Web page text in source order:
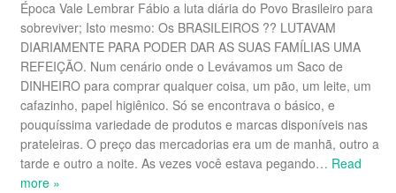
Época Vale Lembrar Fábio a luta diária do Povo Brasileiro para
sobreviver; Isto mesmo: Os BRASILEIROS ?? LUTAVAM
DIARIAMENTE PARA PODER DAR AS SUAS FAMÍLIAS UMA
REFEIÇÃO. Num cenário onde o Levávamos um Saco de
DINHEIRO para comprar qualquer coisa, um pão, um leite, um
cafazinho, papel higiênico. Só se encontrava o básico, e
pouquíssima variedade de produtos e marcas disponíveis nas
prateleiras. O preço das mercadorias era um de manhã, outro a
tarde e outro a noite. As vezes você estava pegando… Read
more »